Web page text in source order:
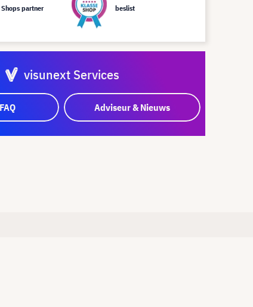
Shops partner beslist
visunext Services
Adviseur & Nieuws